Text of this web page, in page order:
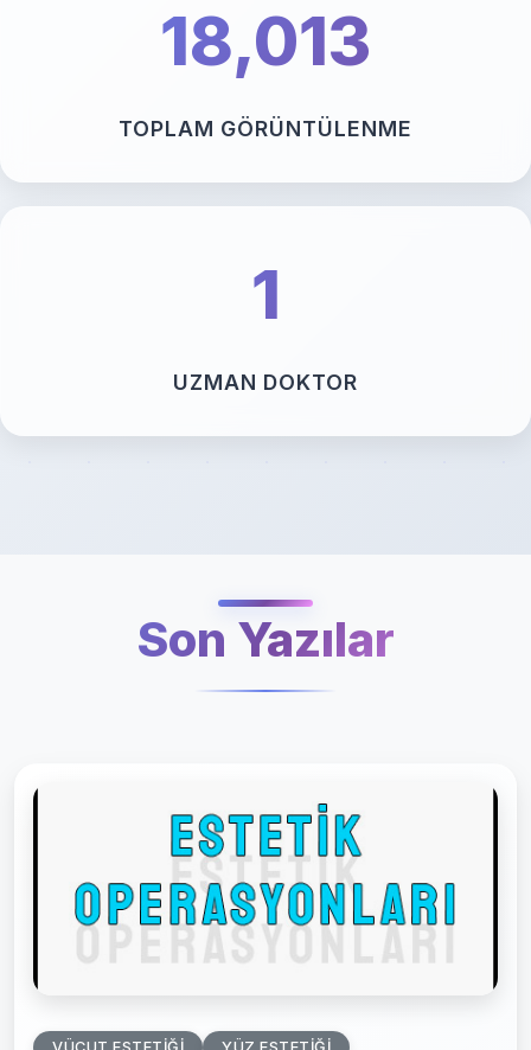
18,013
TOPLAM GÖRÜNTÜLENME
1
UZMAN DOKTOR
Son Yazılar